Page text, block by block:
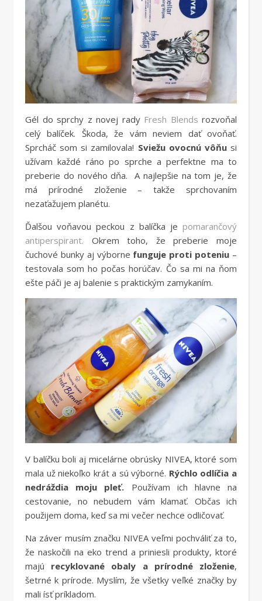
Gél do sprchy z novej rady Fresh Blends rozvoňal
celý balíček. Škoda, že vám neviem dať ovoňať.
Sprcháč som si zamilovala! Sviežu ovocnú vôňusi
užívam každé ráno po sprche a perfektne ma to
preberie do nového dňa. A najlepšie na tom je, že
má prírodné zloženie – takže sprchovaním
nezaťažujem planétu.
Ďalšou voňavou peckou z balíčka je pomarančový
antiperspirant. Okrem toho, že preberie moje
čuchové bunky aj výborne funguje proti poteniu –
testovala som ho počas horúčav. Čo sa mi na ňom
ešte páči je aj balenie s praktickým zamykaním.
V balíčku boli aj micelárne obrúsky NIVEA, ktoré som
mala už niekoľko krát a sú výborné. Rýchlo odlíčia a
nedráždia moju pleť. Používam ich hlavne na
cestovanie, no nebudem vám klamať. Občas ich
použijem doma, keď sa mi večer nechce odličovať.
Na záver musím značku NIVEA veľmi pochváliť za to,
že naskočili na eko trend a priniesli produkty, ktoré
majú recyklované obaly a prírodné zloženie,
šetrné k prírode. Myslím, že všetky veľké značky by
mali ísť príkladom.